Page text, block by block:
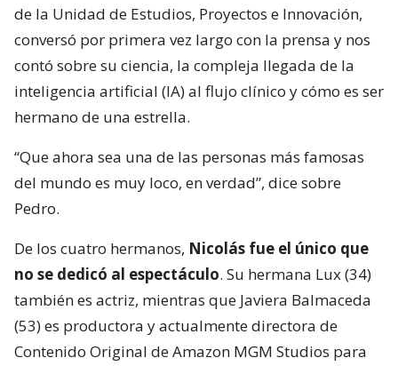
de la Unidad de Estudios, Proyectos e Innovación,
conversó por primera vez largo con la prensa y nos
contó sobre su ciencia, la compleja llegada de la
inteligencia artificial (IA) al flujo clínico y cómo es ser
hermano de una estrella.
“Que ahora sea una de las personas más famosas
del mundo es muy loco, en verdad”, dice sobre
Pedro.
De los cuatro hermanos, Nicolás fue el único que
no se dedicó al espectáculo. Su hermana Lux (34)
también es actriz, mientras que Javiera Balmaceda
(53) es productora y actualmente directora de
Contenido Original de Amazon MGM Studios para